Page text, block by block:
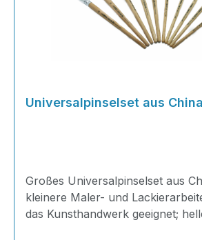
Universalpinselset aus
Großes Universalpinselset aus
kleinere Maler- und
das Kunsthandwerk geeignet;